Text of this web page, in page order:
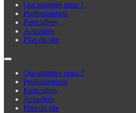
Qui sommes nous ?
Professionnels
Particuliers
Actualités
Plan du site
Qui sommes nous ?
Professionnels
Particuliers
Actualités
Plan du site